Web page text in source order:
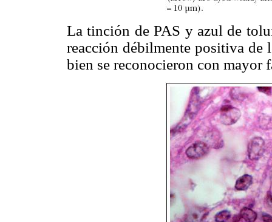
La tinción de PAS y azul de
reacción débilmente positiva de
bien se reconocieron con mayor